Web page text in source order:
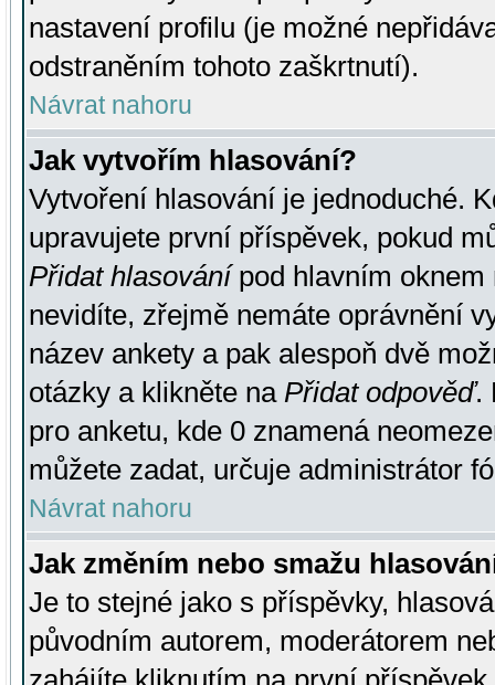
nastavení profilu (je možné
odstraněním tohoto zaškrtnutí).
Návrat nahoru
Jak vytvořím hlasování?
Vytvoření hlasování je jednoduché.
upravujete první příspěvek, pokud
Přidat hlasovánípod hlavním oknem
nevidíte, zřejmě nemáte oprávnění
název ankety a pak alespoň dvě
otázky a klikněte na Přidat odpověď.
pro anketu, kde 0 znamená
můžete zadat, určuje administrátor
Návrat nahoru
Jak změním nebo smažu
Je to stejné jako s příspěvky,
původním autorem, moderátorem